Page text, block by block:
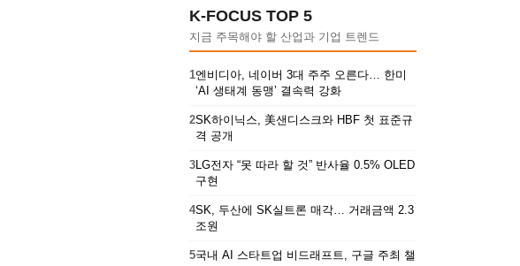
K-FOCUS TOP 5
지금 주목해야 할 산업과 기업 트렌드
1엔비디아, 네이버 3대 주주 오른다… 한미
‘AI 생태계 동맹’ 결속력 강화
2SK하이닉스, 美샌디스크와 HBF 첫 표준규
격 공개
3LG전자 “못 따라 할 것” 반사율 0.5% OLED
구현
4SK, 두산에 SK실트론 매각… 거래금액 2.3
조원
5국내 AI 스타트업 비드래프트, 구글 주최 챌